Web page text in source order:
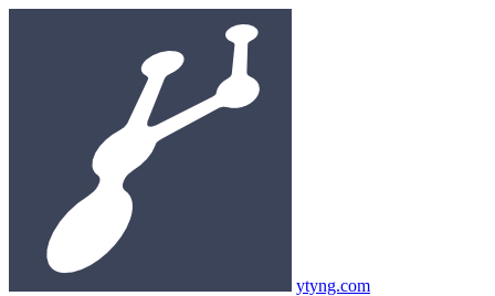
ytyng.com